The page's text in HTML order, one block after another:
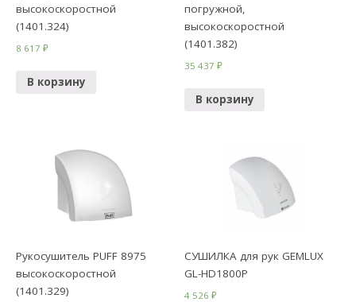
высокоскоростной
(1401.324)
8 617₽
В корзину
погружной,
высокоскоростной
(1401.382)
35 437₽
В корзину
Рукосушитель PUFF 8975
высокоскоростной
(1401.329)
СУШИЛКА для рук GEMLUX
GL-HD1800P
4 526₽